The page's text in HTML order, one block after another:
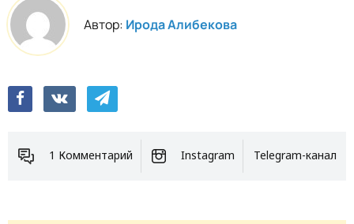
Автор: Ирода Алибекова
1 Комментарий Instagram Telegram-канал